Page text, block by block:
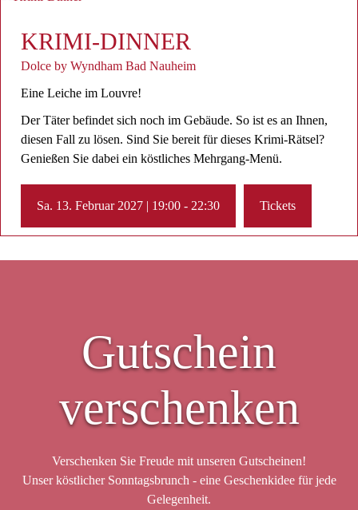
KRIMI-DINNER
Dolce by Wyndham Bad Nauheim
Eine Leiche im Louvre!
Der Täter befindet sich noch im Gebäude. So ist es an Ihnen,
diesen Fall zu lösen. Sind Sie bereit für dieses Krimi-Rätsel?
Genießen Sie dabei ein köstliches Mehrgang-Menü.
Sa. 13. Februar 2027 | 19:00 - 22:30 Tickets
Gutschein
verschenken
Verschenken Sie Freude mit unseren Gutscheinen!
Unser köstlicher Sonntagsbrunch - eine Geschenkidee für jede
Gelegenheit.